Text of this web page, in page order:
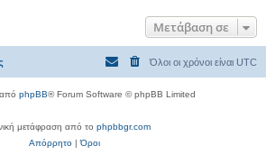
Μετάβαση σε
Όλοι οι χρόνοι είναι UTC
phpBB® Forum Software © phpBB Limited
μετάφραση από το phpbbgr.com
Απόρρητο|Όροι